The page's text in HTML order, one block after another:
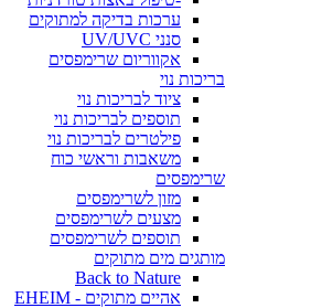
ערכות בדיקה למתוקים
סנני UV/UVC
אקווריום שרימפסים
בריכות נוי
ציוד לבריכות נוי
תוספים לבריכות נוי
פילטרים לבריכות נוי
משאבות וראשי כוח
שרימפסים
מזון לשרימפסים
מצעים לשרימפסים
תוספים לשרימפסים
מותגים מים מתוקים
Back to Nature
אהיים מתוקים - EHEIM